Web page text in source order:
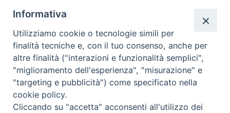
Rubriche
Chi siamo
Come abbonarsi
Contatti
Informativa
Utilizziamo cookie o tecnologie simili per
finalità tecniche e, con il tuo consenso, anche per
altre finalità ("interazioni e funzionalità semplici",
"miglioramento dell'esperienza", "misurazione" e
"targeting e pubblicità") come specificato nella
cookie policy.
Cliccando su "accetta" acconsenti all'utilizzo dei